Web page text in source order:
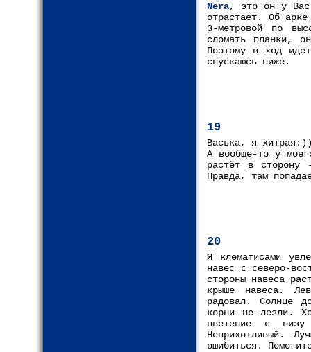
Nera, это он у Вас
отрастает. Об
3-метровой по
сломать планки,
Поэтому в ход
спускаюсь ниже.
19
Васька, я
А вообще-то у
растёт в
Правда, там
20
Я клематисами
навес с северо-
стороны навеса
крыше навеса.
радовал. Солнце
корни не лезли.
цветение с
Неприхотливый.
ошибиться.